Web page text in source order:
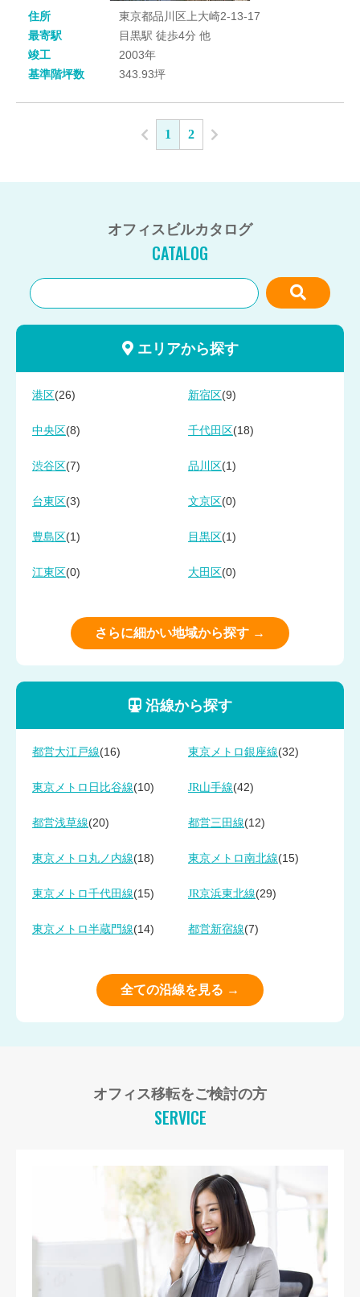
住所
東京都品川区上大崎2-13-17
最寄駅
目黒駅 徒歩4分 他
竣工
2003年
基準階坪数
343.93坪
1 2
オフィスビルカタログ
CATALOG
エリアから探す
港区 (26) 新宿区 (9)
中央区 (8) 千代田区 (18)
渋谷区 (7) 品川区 (1)
台東区 (3) 文京区 (0)
豊島区 (1) 目黒区 (1)
江東区 (0) 大田区 (0)
さらに細かい地域から探す →
沿線から探す
都営大江戸線(16) 東京メトロ銀座線(32)
東京メトロ日比谷線(10) JR山手線(42)
都営浅草線(20) 都営三田線(12)
東京メトロ丸ノ内線(18) 東京メトロ南北線(15)
東京メトロ千代田線(15) JR京浜東北線(29)
東京メトロ半蔵門線(14) 都営新宿線(7)
全ての沿線を見る →
オフィス移転をご検討の方
SERVICE